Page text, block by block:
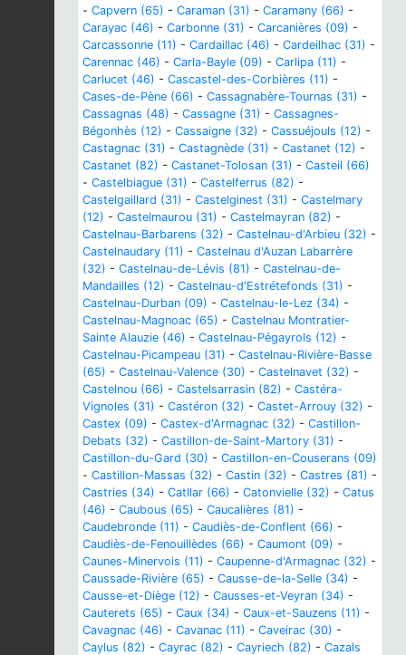
- Capvern (65) - Caraman (31) - Caramany (66) -
Carayac (46) - Carbonne (31) - Carcanières (09) -
Carcassonne (11) - Cardaillac (46) - Cardeilhac (31) -
Carennac (46) - Carla-Bayle (09) - Carlipa (11) -
Carlucet (46) - Cascastel-des-Corbières (11) -
Cases-de-Pène (66) - Cassagnabère-Tournas (31) -
Cassagnas (48) - Cassagne (31) - Cassagnes-
Bégonhès (12) - Cassaigne (32) - Cassuéjouls (12) -
Castagnac (31) - Castagnède (31) - Castanet (12) -
Castanet (82) - Castanet-Tolosan (31) - Casteil (66)
- Castelbiague (31) - Castelferrus (82) -
Castelgaillard (31) - Castelginest (31) - Castelmary
(12) - Castelmaurou (31) - Castelmayran (82) -
Castelnau-Barbarens (32) - Castelnau-d'Arbieu (32) -
Castelnaudary (11) - Castelnau d'Auzan Labarrère
(32) - Castelnau-de-Lévis (81) - Castelnau-de-
Mandailles (12) - Castelnau-d'Estrétefonds (31) -
Castelnau-Durban (09) - Castelnau-le-Lez (34) -
Castelnau-Magnoac (65) - Castelnau Montratier-
Sainte Alauzie (46) - Castelnau-Pégayrols (12) -
Castelnau-Picampeau (31) - Castelnau-Rivière-Basse
(65) - Castelnau-Valence (30) - Castelnavet (32) -
Castelnou (66) - Castelsarrasin (82) - Castéra-
Vignoles (31) - Castéron (32) - Castet-Arrouy (32) -
Castex (09) - Castex-d'Armagnac (32) - Castillon-
Debats (32) - Castillon-de-Saint-Martory (31) -
Castillon-du-Gard (30) - Castillon-en-Couserans (09)
- Castillon-Massas (32) - Castin (32) - Castres (81) -
Castries (34) - Catllar (66) - Catonvielle (32) - Catus
(46) - Caubous (65) - Caucalières (81) -
Caudebronde (11) - Caudiès-de-Conflent (66) -
Caudiès-de-Fenouillèdes (66) - Caumont (09) -
Caunes-Minervois (11) - Caupenne-d'Armagnac (32) -
Caussade-Rivière (65) - Causse-de-la-Selle (34) -
Causse-et-Diège (12) - Causses-et-Veyran (34) -
Cauterets (65) - Caux (34) - Caux-et-Sauzens (11) -
Cavagnac (46) - Cavanac (11) - Caveirac (30) -
Caylus (82) - Cayrac (82) - Cayriech (82) - Cazals